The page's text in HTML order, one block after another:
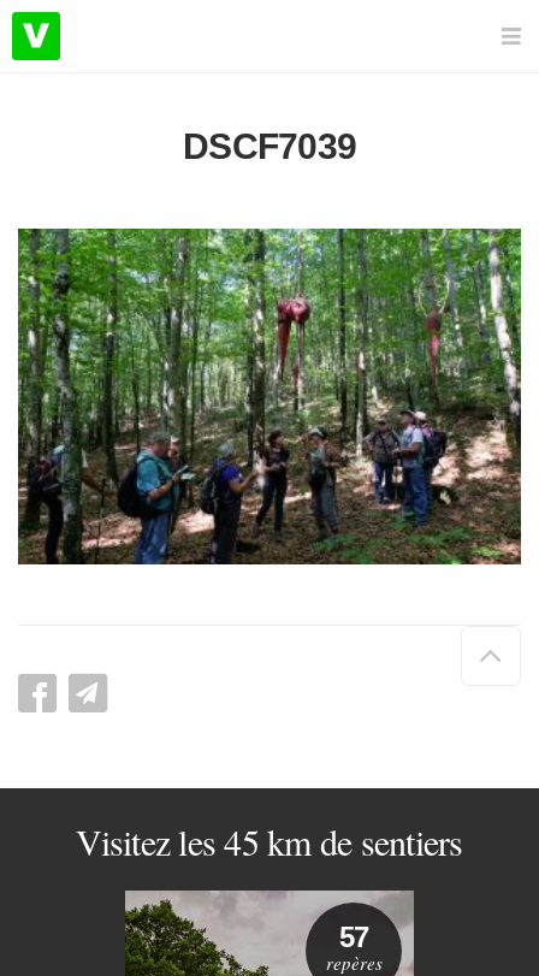
DSCF7039
de
Visitez les 45 km de sentiers
57
repères